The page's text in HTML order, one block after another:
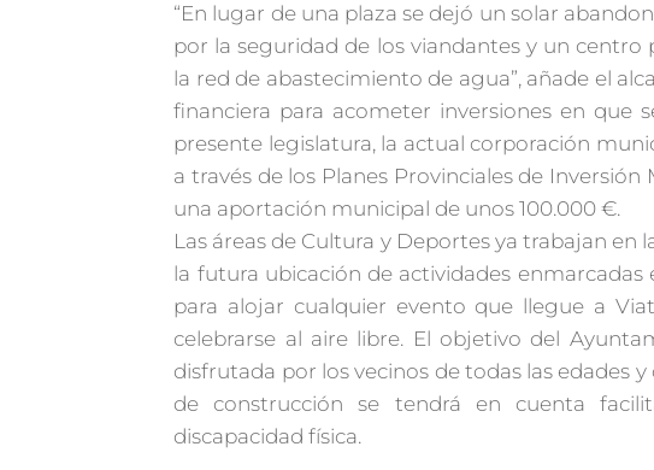
“En lugar de una plaza se dejó un solar
por la seguridad de los viandantes y un centro
la red de abastecimiento de agua”, añade el
financiera para acometer inversiones en que
presente legislatura, la actual corporación
a través de los Planes Provinciales de
una aportación municipal de unos 100.000 €.
Las áreas de Cultura y Deportes ya trabajan en
la futura ubicación de actividades
para alojar cualquier evento que llegue a
celebrarse al aire libre. El objetivo del
disfrutada por los vecinos de todas las edades
de construcción se tendrá en cuenta
discapacidad física.